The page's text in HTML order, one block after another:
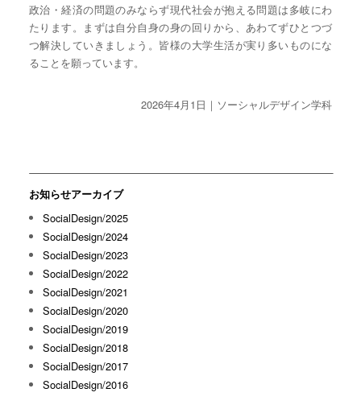
政治・経済の問題のみならず現代社会が抱える問題は多岐にわ
たります。まずは自分自身の身の回りから、あわてずひとつづ
つ解決していきましょう。皆様の大学生活が実り多いものにな
ることを願っています。
2026年4月1日｜ソーシャルデザイン学科
お知らせアーカイブ
SocialDesign/2025
SocialDesign/2024
SocialDesign/2023
SocialDesign/2022
SocialDesign/2021
SocialDesign/2020
SocialDesign/2019
SocialDesign/2018
SocialDesign/2017
SocialDesign/2016